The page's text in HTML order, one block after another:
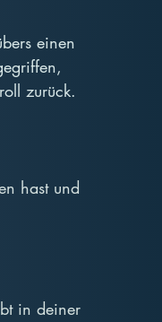
einen
zurück.
hast und
in deiner